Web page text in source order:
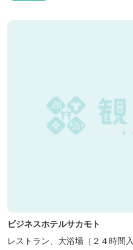
ビジネスホテルサカモト
レストラン、大浴場（２４時間